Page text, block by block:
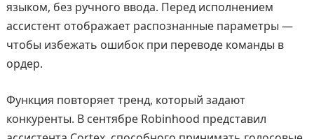
языком, без ручного ввода. Перед исполнением
ассистент отображает распознанные параметры —
чтобы избежать ошибок при переводе команды в
ордер.
Функция повторяет тренд, который задают
конкуренты. В сентябре Robinhood представил